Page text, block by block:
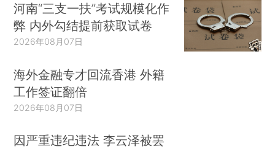
河南“三支一扶”考试规模化作
弊 内外勾结提前获取试卷
2026年08月07日
海外金融专才回流香港 外籍
工作签证翻倍
2026年08月07日
因严重违纪违法 李云泽被罢